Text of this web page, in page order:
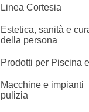
Linea Cortesia
Estetica, sanità e
della persona
Prodotti per Piscina
Macchine e impianti
pulizia